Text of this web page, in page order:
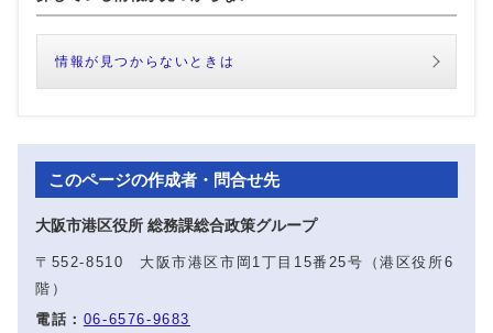
情報が見つからないときは
このページの作成者・問合せ先
大阪市港区役所 総務課総合政策グループ
〒552-8510 大阪市港区市岡1丁目15番25号（港区役所6
階）
電話： 06-6576-9683